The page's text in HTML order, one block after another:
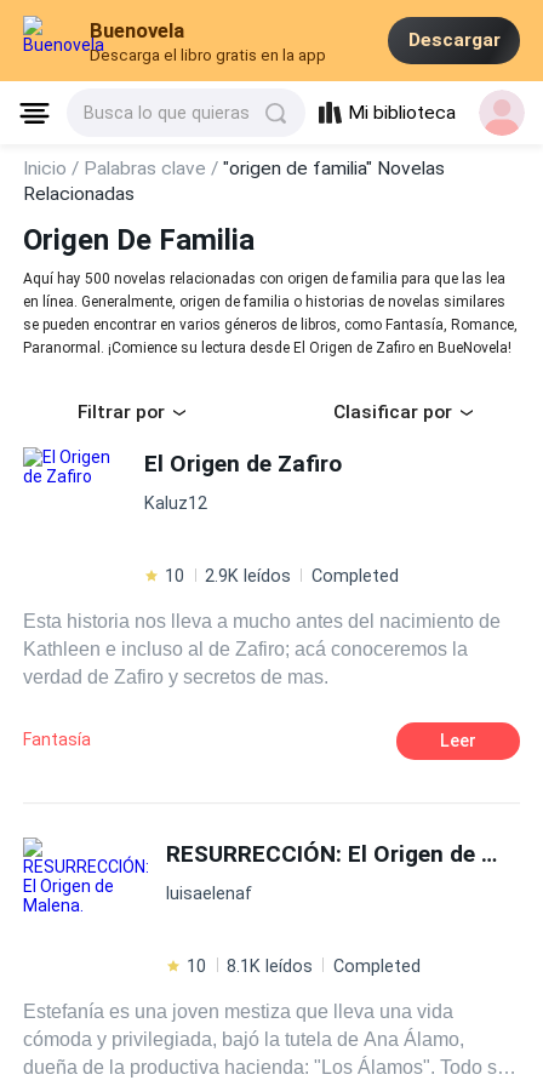
Buenovela
Descarga el libro gratis en la app
Descargar
Busca lo que quieras Mi biblioteca
Inicio / Palabras clave /"origen de familia" Novelas
Relacionadas
Origen De Familia
Aquí hay 500 novelas relacionadas con origen de familia para que las lea
en línea. Generalmente, origen de familia o historias de novelas similares
se pueden encontrar en varios géneros de libros, como Fantasía, Romance,
Paranormal. ¡Comience su lectura desde El Origen de Zafiro en BueNovela!
Filtrar por Clasificar por
El Origen de Zafiro
Kaluz12
10 2.9K leídos Completed
Esta historia nos lleva a mucho antes del nacimiento de
Kathleen e incluso al de Zafiro; acá conoceremos la
verdad de Zafiro y secretos de mas.
Fantasía Leer
RESURRECCIÓN: El Origen de Malena.
luisaelenaf
10 8.1K leídos Completed
Estefanía es una joven mestiza que lleva una vida
cómoda y privilegiada, bajó la tutela de Ana Álamo,
dueña de la productiva hacienda: "Los Álamos". Todo su